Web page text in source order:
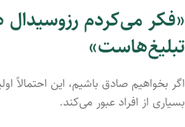
«فکر می‌کردم
تبلیغ‌هاست»
اگر بخواهیم صادق باشیم، این احتمالاً
بسیاری از افراد عبور می‌کند.